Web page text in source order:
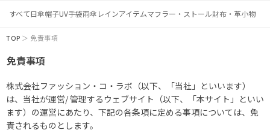
すべて日傘帽子UV手袋雨傘 レインアイテムマフラー・ストール財布・革小物
TOP ＞ 免責事項
免責事項
株式会社ファッション・コ・ラボ（以下、「当社」といいます）
は、当社が運営/ 管理するウェブサイト（以下、「本サイト」といい
ます）の運営にあたり、下記の各条項に定める事項については、免
責されるものとします。